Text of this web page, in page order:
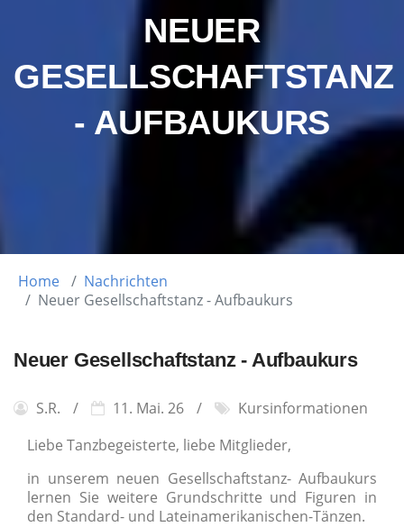
NEUER
GESELLSCHAFTSTANZ
- AUFBAUKURS
Home
Nachrichten
Neuer Gesellschaftstanz - Aufbaukurs
Neuer Gesellschaftstanz - Aufbaukurs
S.R. 11. Mai. 26
Kursinformationen
Liebe Tanzbegeisterte, liebe Mitglieder,
in unserem neuen Gesellschaftstanz- Aufbaukurs
lernen Sie weitere Grundschritte und Figuren in
den Standard- und Lateinamerikanischen-Tänzen.